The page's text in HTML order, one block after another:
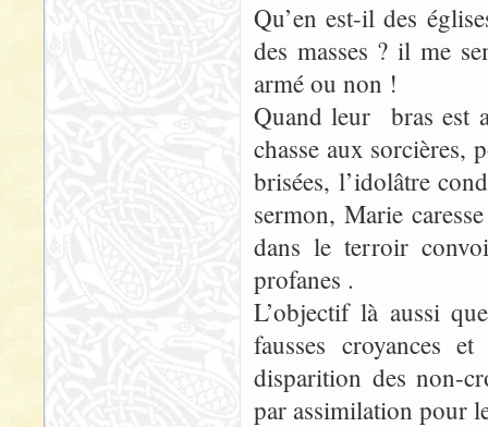
Qu’en est-il des
des masses ? il me
armé ou non !
Quand leur bras est
chasse aux sorcières,
brisées, l’idolâtre
sermon, Marie
dans le terroir
profanes .
L’objectif là aussi
fausses croyances
disparition des non-
par assimilation pour